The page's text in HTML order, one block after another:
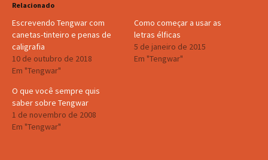
Relacionado
Escrevendo Tengwar com
canetas-tinteiro e penas de
caligrafia
10 de outubro de 2018
Em "Tengwar"
Como começar a usar as
letras élficas
5 de janeiro de 2015
Em "Tengwar"
O que você sempre quis
saber sobre Tengwar
1 de novembro de 2008
Em "Tengwar"